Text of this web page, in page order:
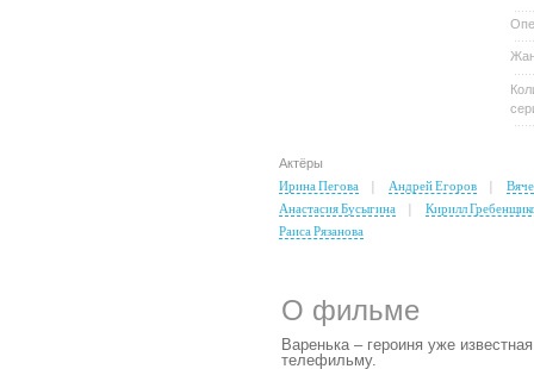
Актёры
Ирина Пегова
Андрей Егоров
Анастасия Бусыгина
Кирилл
Раиса Рязанова
О фильме
Варенька – героиня уже
телефильму.